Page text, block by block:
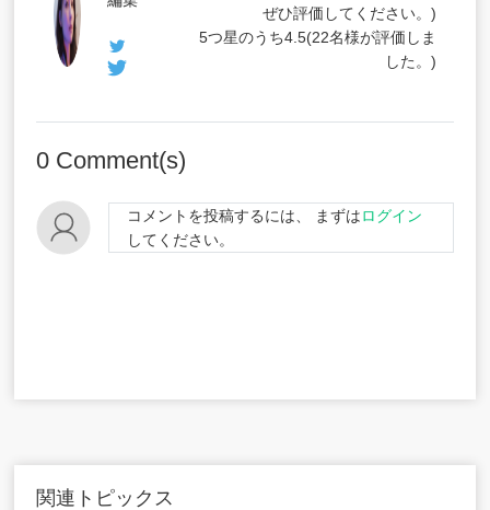
ぜひ評価してください。)
5つ星のうち4.5(22名様が評価しま
した。)
0 Comment(s)
コメントを投稿するには、 まずはログイン
してください。
関連トピックス